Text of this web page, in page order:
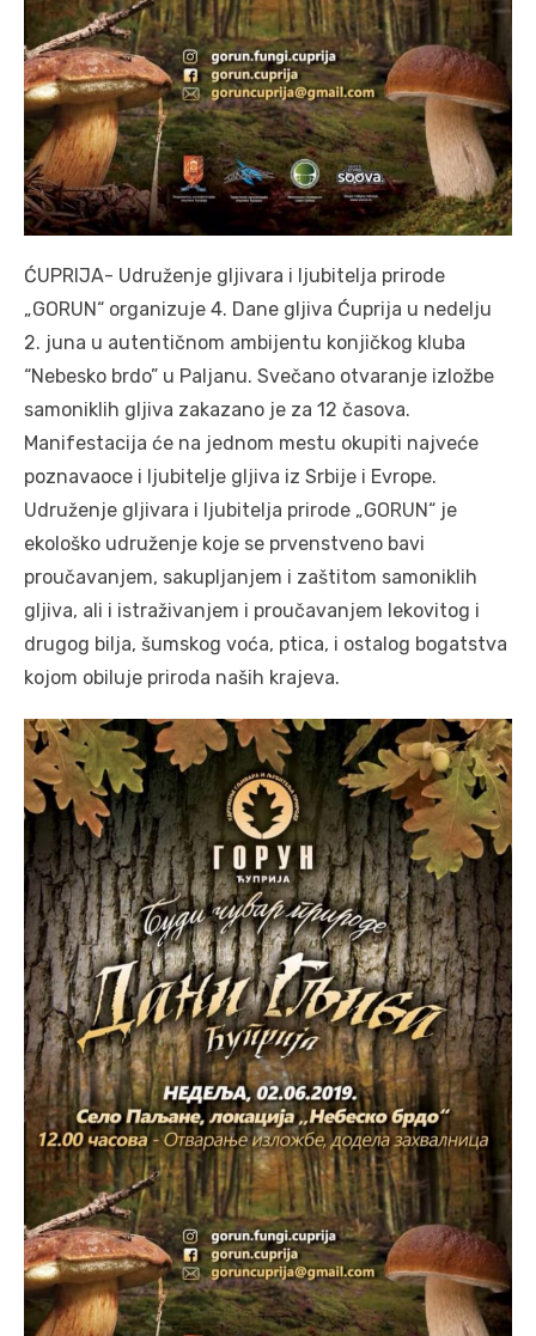
ĆUPRIJA- Udruženje gljivara i ljubitelja prirode
„GORUN“ organizuje 4. Dane gljiva Ćuprija u nedelju
2. juna u autentičnom ambijentu konjičkog kluba
“Nebesko brdo” u Paljanu. Svečano otvaranje izložbe
samoniklih gljiva zakazano je za 12 časova.
Manifestacija će na jednom mestu okupiti najveće
poznavaoce i ljubitelje gljiva iz Srbije i Evrope.
Udruženje gljivara i ljubitelja prirode „GORUN“ je
ekološko udruženje koje se prvenstveno bavi
proučavanjem, sakupljanjem i zaštitom samoniklih
gljiva, ali i istraživanjem i proučavanjem lekovitog i
drugog bilja, šumskog voća, ptica, i ostalog bogatstva
kojom obiluje priroda naših krajeva.